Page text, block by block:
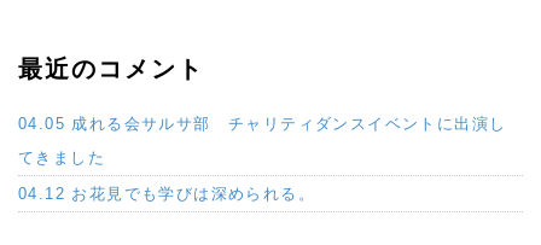
最近のコメント
04.05 成れる会サルサ部 チャリティダンスイベントに出演し
てきました
04.12 お花見でも学びは深められる。